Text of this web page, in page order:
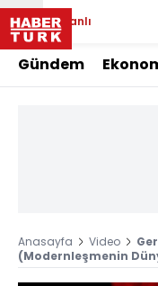
Canlı
Gündem
Anasayfa Video
(Modernleşmenin